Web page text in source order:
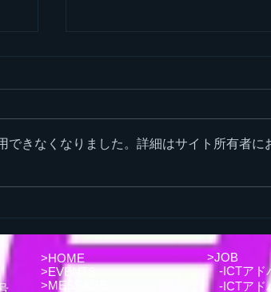
福井大学キャリア・アップ
できなくなりました。詳細はサイト所有者に
>HOME
>EVENTS
>MESSAGE
>JOB
- ICTアド
- ICTアド